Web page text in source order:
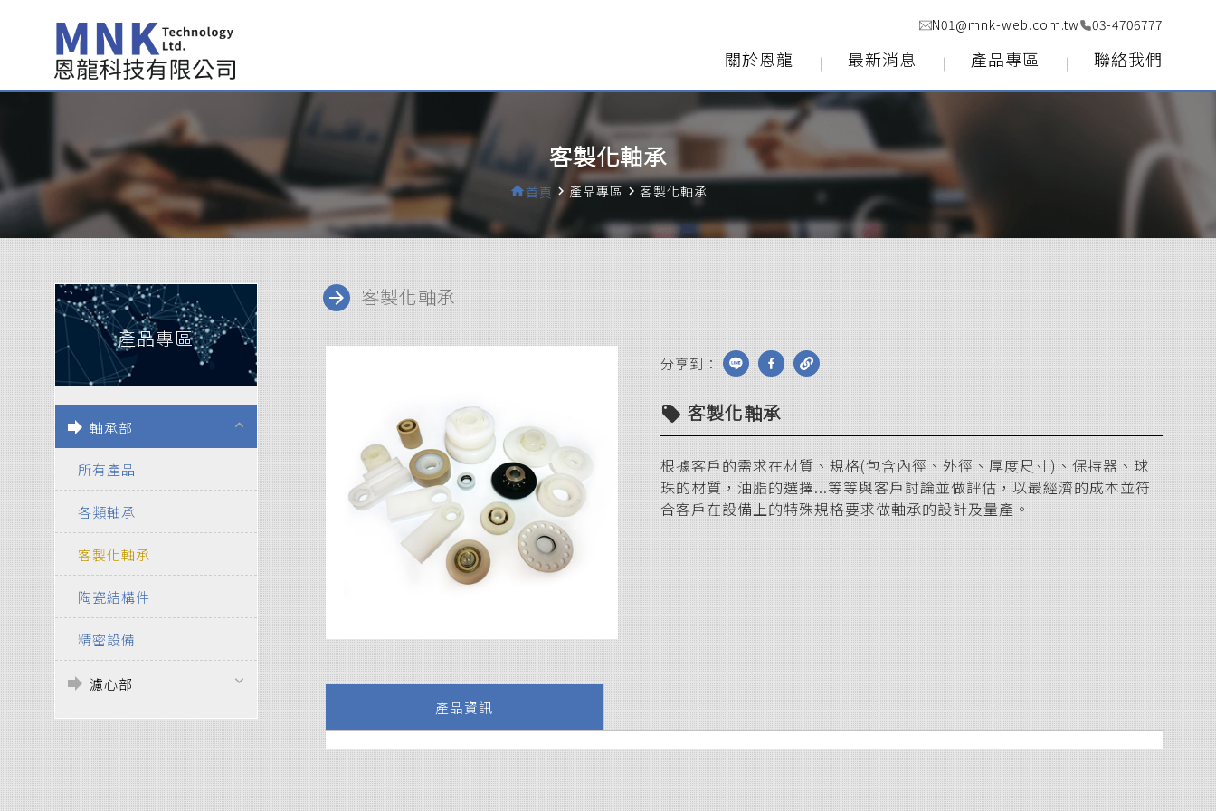
N01@mnk-web.com.tw 03-4706777
關於恩龍 最新消息 產品專區 聯絡我們
客製化軸承
home首頁 navigate_next 產品專區 navigate_next 客製化軸承
產品專區
forward 軸承部 keyboard_arrow_up
所有產品
各類軸承
客製化軸承
陶瓷結構件
精密設備
forward 濾心部 keyboard_arrow_down
arrow_forward 客製化軸承
分享到：
local_offer客製化軸承
根據客戶的需求在材質、規格(包含內徑、外徑、厚度尺寸)、保持器、球
珠的材質，油脂的選擇...等等與客戶討論並做評估，以最經濟的成本並符
合客戶在設備上的特殊規格要求做軸承的設計及量產。
產品資訊